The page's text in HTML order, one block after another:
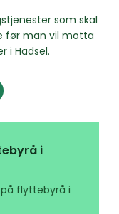
som skal
før man vil motta
i Hadsel.
i
flyttebyrå i